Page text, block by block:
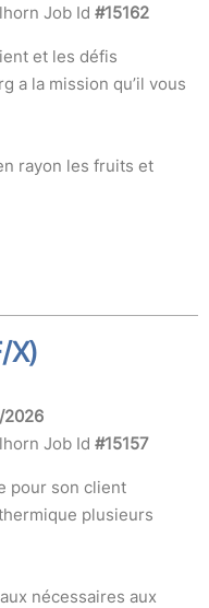
Job Id #15162
et les défis
a la mission qu’il vous
rayon les fruits et
X)
2026
Job Id #15157
pour son client
plusieurs
nécessaires aux